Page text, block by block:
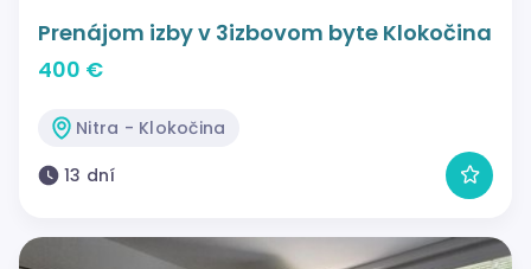
Prenájom izby v 3izbovom byte Klokočina
400 €
Nitra - Klokočina
13 dní